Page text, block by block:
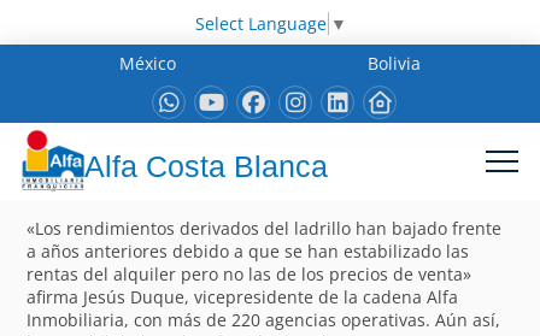
Select Language ▼
México
Bolivia
Alfa Costa Blanca
«Los rendimientos derivados del ladrillo han bajado frente
a años anteriores debido a que se han estabilizado las
rentas del alquiler pero no las de los precios de venta»
afirma Jesús Duque, vicepresidente de la cadena Alfa
Inmobiliaria, con más de 220 agencias operativas. Aún así,